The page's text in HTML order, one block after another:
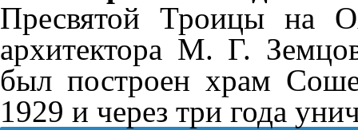
Пресвятой Троицы на
архитектора М. Г.
был построен храм
1929 и через три года